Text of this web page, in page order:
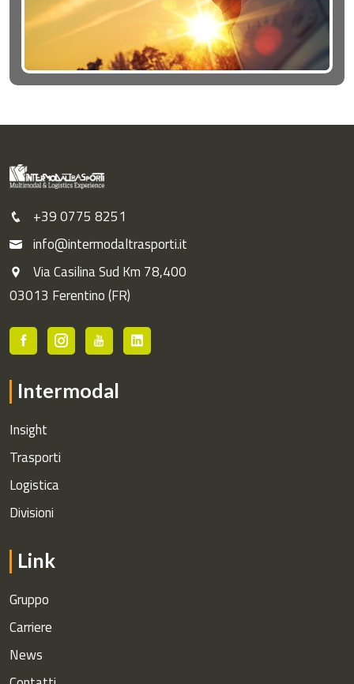
+39 0775 8251
info@intermodaltrasporti.it
Via Casilina Sud Km 78,400
03013 Ferentino (FR)
Intermodal
Insight
Trasporti
Logistica
Divisioni
Link
Gruppo
Carriere
News